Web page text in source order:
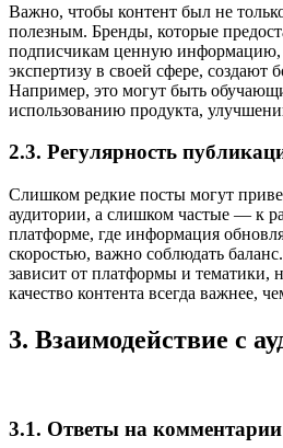
Важно, чтобы контент был не
полезным. Бренды, которые
подписчикам ценную информацию,
экспертизу в своей сфере, создают
Например, это могут быть
использованию продукта,
2.3. Регулярность
Слишком редкие посты могут
аудитории, а слишком частые — к
платформе, где информация
скоростью, важно соблюдать
зависит от платформы и тематики,
качество контента всегда важнее,
3. Взаимодействие с
3.1. Ответы на